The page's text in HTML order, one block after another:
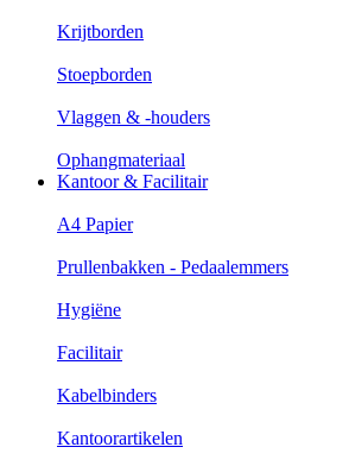
Krijtborden
Stoepborden
Vlaggen & -houders
Ophangmateriaal
Kantoor & Facilitair
A4 Papier
Prullenbakken - Pedaalemmers
Hygiëne
Facilitair
Kabelbinders
Kantoorartikelen